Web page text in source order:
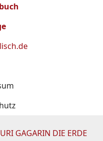
GAGARIN DIE ERDE